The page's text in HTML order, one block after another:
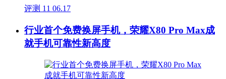
评测 11 06.17
行业首个免费换屏手机，荣耀X80 Pro Max成
就手机可靠性新高度